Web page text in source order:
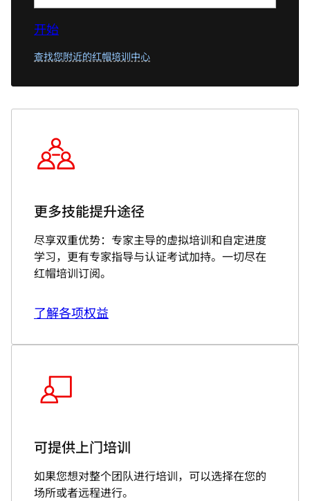
开始
查找您附近的红帽培训中心
更多技能提升途径
尽享双重优势：专家主导的虚拟培训和自定进度
学习，更有专家指导与认证考试加持。一切尽在
红帽培训订阅。
了解各项权益
可提供上门培训
如果您想对整个团队进行培训，可以选择在您的
场所或者远程进行。